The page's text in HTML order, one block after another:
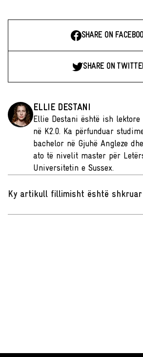
SHARE ON
SHARE ON
ELLIE DESTANI
Ellie Destani është ish lektore
në K2.0. Ka përfunduar
bachelor në Gjuhë Angleze
ato të nivelit master për
Universitetin e Sussex.
Ky artikull fillimisht është